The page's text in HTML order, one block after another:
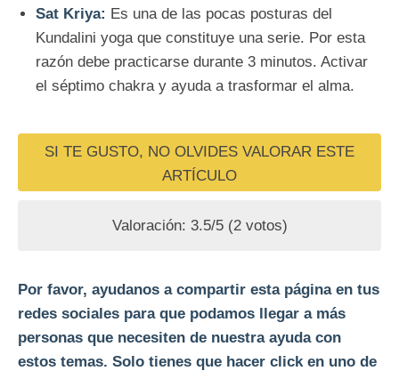
Sat Kriya: Es una de las pocas posturas del
Kundalini yoga que constituye una serie. Por esta
razón debe practicarse durante 3 minutos. Activar
el séptimo chakra y ayuda a trasformar el alma.
SI TE GUSTO, NO OLVIDES VALORAR ESTE
ARTÍCULO
Valoración: 3.5/5 (2votos)
Por favor, ayudanos a compartir esta página en tus
redes sociales para que podamos llegar a más
personas que necesiten de nuestra ayuda con
estos temas. Solo tienes que hacer click en uno de